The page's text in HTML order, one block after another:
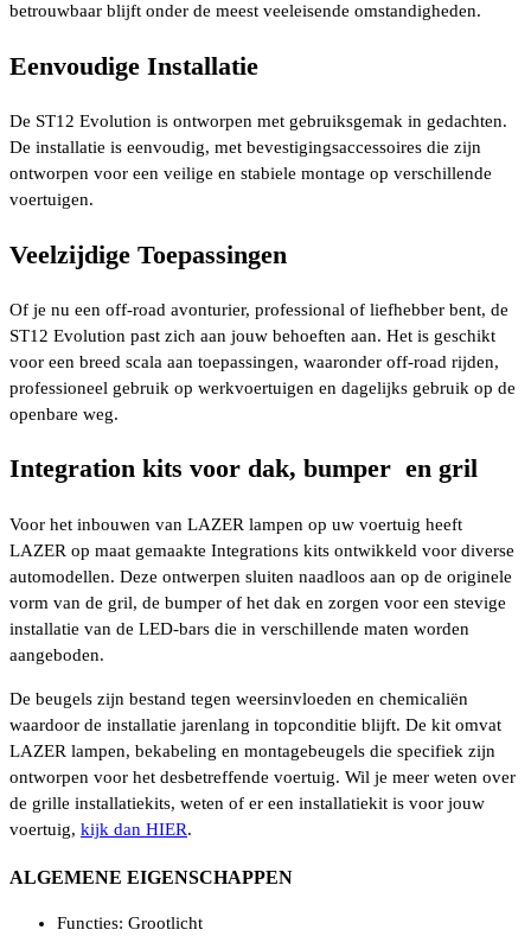
betrouwbaar blijft onder de meest veeleisende omstandigheden.
Eenvoudige Installatie
De ST12 Evolution is ontworpen met gebruiksgemak in gedachten.
De installatie is eenvoudig, met bevestigingsaccessoires die zijn
ontworpen voor een veilige en stabiele montage op verschillende
voertuigen.
Veelzijdige Toepassingen
Of je nu een off-road avonturier, professional of liefhebber bent, de
ST12 Evolution past zich aan jouw behoeften aan. Het is geschikt
voor een breed scala aan toepassingen, waaronder off-road rijden,
professioneel gebruik op werkvoertuigen en dagelijks gebruik op de
openbare weg.
Integration kits voor dak, bumper en gril
Voor het inbouwen van LAZER lampen op uw voertuig heeft
LAZER op maat gemaakte Integrations kits ontwikkeld voor diverse
automodellen. Deze ontwerpen sluiten naadloos aan op de originele
vorm van de gril, de bumper of het dak en zorgen voor een stevige
installatie van de LED-bars die in verschillende maten worden
aangeboden.
De beugels zijn bestand tegen weersinvloeden en chemicaliën
waardoor de installatie jarenlang in topconditie blijft. De kit omvat
LAZER lampen, bekabeling en montagebeugels die specifiek zijn
ontworpen voor het desbetreffende voertuig. Wil je meer weten over
de grille installatiekits, weten of er een installatiekit is voor jouw
voertuig, kijk dan HIER.
ALGEMENE EIGENSCHAPPEN
Functies: Grootlicht